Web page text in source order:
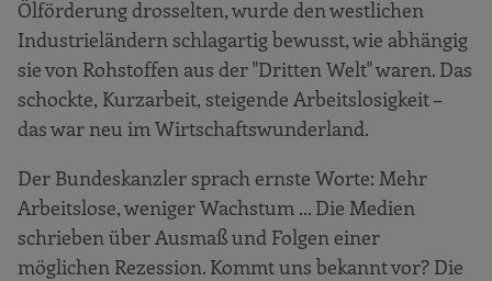
Ölförderung drosselten, wurde den westlichen
Industrieländern schlagartig bewusst, wie abhängig
sie von Rohstoffen aus der "Dritten Welt" waren. Das
schockte, Kurzarbeit, steigende Arbeitslosigkeit –
das war neu im Wirtschaftswunderland.
Der Bundeskanzler sprach ernste Worte: Mehr
Arbeitslose, weniger Wachstum ... Die Medien
schrieben über Ausmaß und Folgen einer
möglichen Rezession. Kommt uns bekannt vor? Die